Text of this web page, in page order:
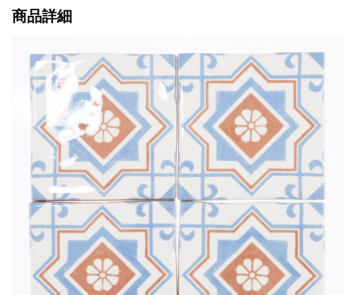
商品詳細